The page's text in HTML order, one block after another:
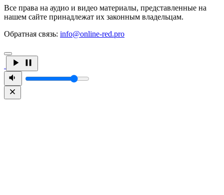
Все права на аудио и видео материалы, представленные на
нашем сайте принадлежат их законным владельцам.
Обратная связь: info@online-red.pro